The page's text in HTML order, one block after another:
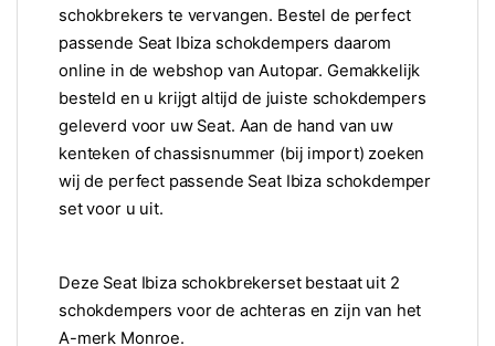
schokbrekers te vervangen. Bestel de perfect
passende Seat Ibiza schokdempers daarom
online in de webshop van Autopar. Gemakkelijk
besteld en u krijgt altijd de juiste schokdempers
geleverd voor uw Seat. Aan de hand van uw
kenteken of chassisnummer (bij import) zoeken
wij de perfect passende Seat Ibiza schokdemper
set voor u uit.
Deze Seat Ibiza schokbrekerset bestaat uit 2
schokdempers voor de achteras en zijn van het
A-merk Monroe.